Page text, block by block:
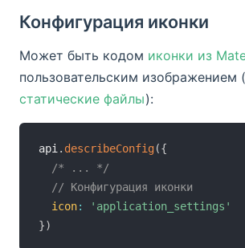
Конфигурация иконки
Может быть кодом иконки из
пользовательским изображением
статические файлы):
api . describeConfig({
/* ... */
// Конфигурация иконки
icon:
'application_settings'
})